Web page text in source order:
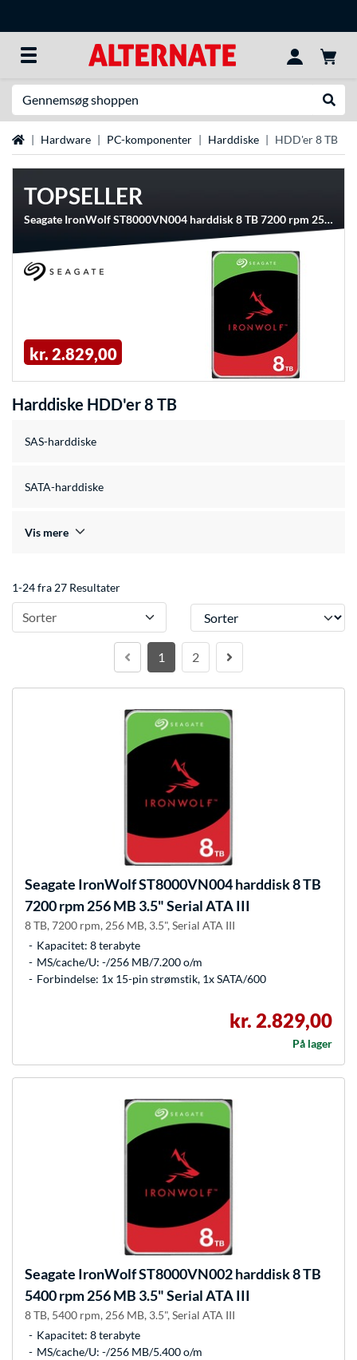
StartsideHardware PC-komponenter Harddiske HDD'er 8 TB
TOPSELLER
Seagate IronWolf ST8000VN004 harddisk 8 TB 7200 rpm 256 MB 3.5" Serial ATA III
kr. 2.829,00
Harddiske HDD'er 8 TB
SAS-harddiske
SATA-harddiske
Vis mere
1-24 fra 27 Resultater
Sorter Sorter
1 2
Seagate IronWolf ST8000VN004 harddisk 8 TB
7200 rpm 256 MB 3.5" Serial ATA III
8 TB, 7200 rpm, 256 MB, 3.5", Serial ATA III
Kapacitet: 8 terabyte
MS/cache/U: -/256 MB/7.200 o/m
Forbindelse: 1x 15-pin strømstik, 1x SATA/600
kr. 2.829,00
På lager
Seagate IronWolf ST8000VN002 harddisk 8 TB
5400 rpm 256 MB 3.5" Serial ATA III
8 TB, 5400 rpm, 256 MB, 3.5", Serial ATA III
Kapacitet: 8 terabyte
MS/cache/U: -/256 MB/5.400 o/m